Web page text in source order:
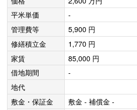
平米単価
-
管理費等
5,900 円
修繕積立金
1,770 円
家賃
85,000 円
借地期間
-
地代
敷金・保証金
敷金 - 補償金 -